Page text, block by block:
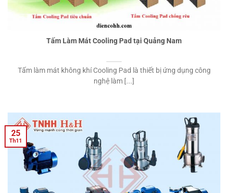
Tấm Làm Mát Cooling Pad tại Quảng Nam
Tấm làm mát không khí Cooling Pad là thiết bị ứng dụng công
nghệ làm [...]
25
Th11